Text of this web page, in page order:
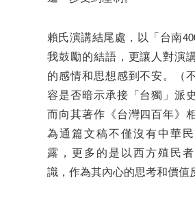
賴氏演講結尾處，以「台南
我鼓勵的結語，更讓人對演
的感情和思想感到不安。（
容是否暗示承接「台獨」派
而向其著作《台灣四百年》
為通篇文稿不僅沒有中華
露，更多的是以西方殖民
識，作為其內心的思考和價值